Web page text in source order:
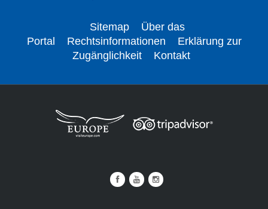
Sitemap
Über das
Portal
Rechtsinformationen
Erklärung zur
Zugänglichkeit
Kontakt